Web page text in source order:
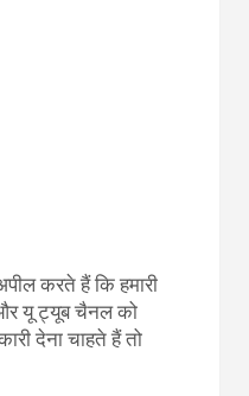
करते हैं कि हमारी
यू ट्यूब चैनल को
देना चाहते हैं तो